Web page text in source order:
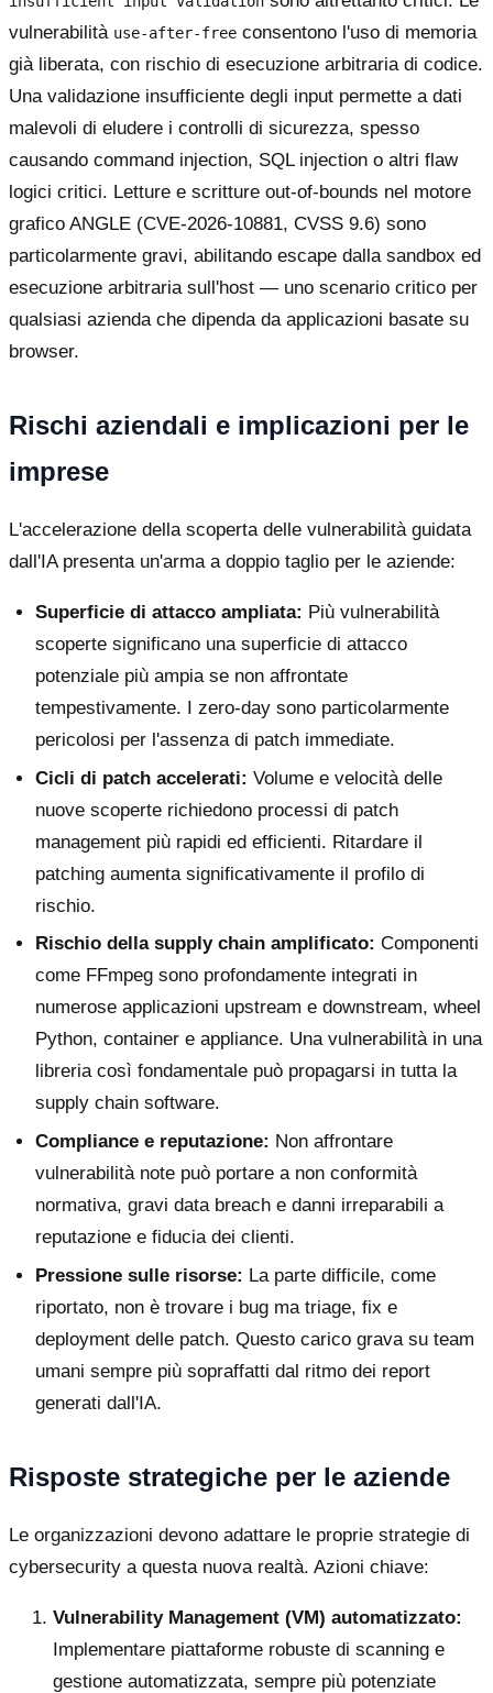
vulnerabilità use-after-free consentono l'uso di memoria
già liberata, con rischio di esecuzione arbitraria di codice.
Una validazione insufficiente degli input permette a dati
malevoli di eludere i controlli di sicurezza, spesso
causando command injection, SQL injection o altri flaw
logici critici. Letture e scritture out-of-bounds nel motore
grafico ANGLE (CVE-2026-10881, CVSS 9.6) sono
particolarmente gravi, abilitando escape dalla sandbox ed
esecuzione arbitraria sull'host — uno scenario critico per
qualsiasi azienda che dipenda da applicazioni basate su
browser.
Rischi aziendali e implicazioni per le
imprese
L'accelerazione della scoperta delle vulnerabilità guidata
dall'IA presenta un'arma a doppio taglio per le aziende:
Superficie di attacco ampliata: Più vulnerabilità
scoperte significano una superficie di attacco
potenziale più ampia se non affrontate
tempestivamente. I zero-day sono particolarmente
pericolosi per l'assenza di patch immediate.
Cicli di patch accelerati: Volume e velocità delle
nuove scoperte richiedono processi di patch
management più rapidi ed efficienti. Ritardare il
patching aumenta significativamente il profilo di
rischio.
Rischio della supply chain amplificato: Componenti
come FFmpeg sono profondamente integrati in
numerose applicazioni upstream e downstream, wheel
Python, container e appliance. Una vulnerabilità in una
libreria così fondamentale può propagarsi in tutta la
supply chain software.
Compliance e reputazione: Non affrontare
vulnerabilità note può portare a non conformità
normativa, gravi data breach e danni irreparabili a
reputazione e fiducia dei clienti.
Pressione sulle risorse: La parte difficile, come
riportato, non è trovare i bug ma triage, fix e
deployment delle patch. Questo carico grava su team
umani sempre più sopraffatti dal ritmo dei report
generati dall'IA.
Risposte strategiche per le aziende
Le organizzazioni devono adattare le proprie strategie di
cybersecurity a questa nuova realtà. Azioni chiave:
Vulnerability Management (VM) automatizzato:
Implementare piattaforme robuste di scanning e
gestione automatizzata, sempre più potenziate